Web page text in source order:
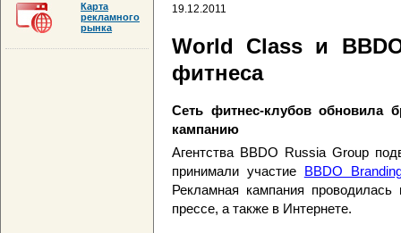
19.12.2011
World Class и
фитнеса
Сеть фитнес-клубов обновила
кампанию
Агентства BBDO Russia Group
принимали участие BBDO
Рекламная кампания
прессе, а также в Интернете.
Карта
рекламного
рынка